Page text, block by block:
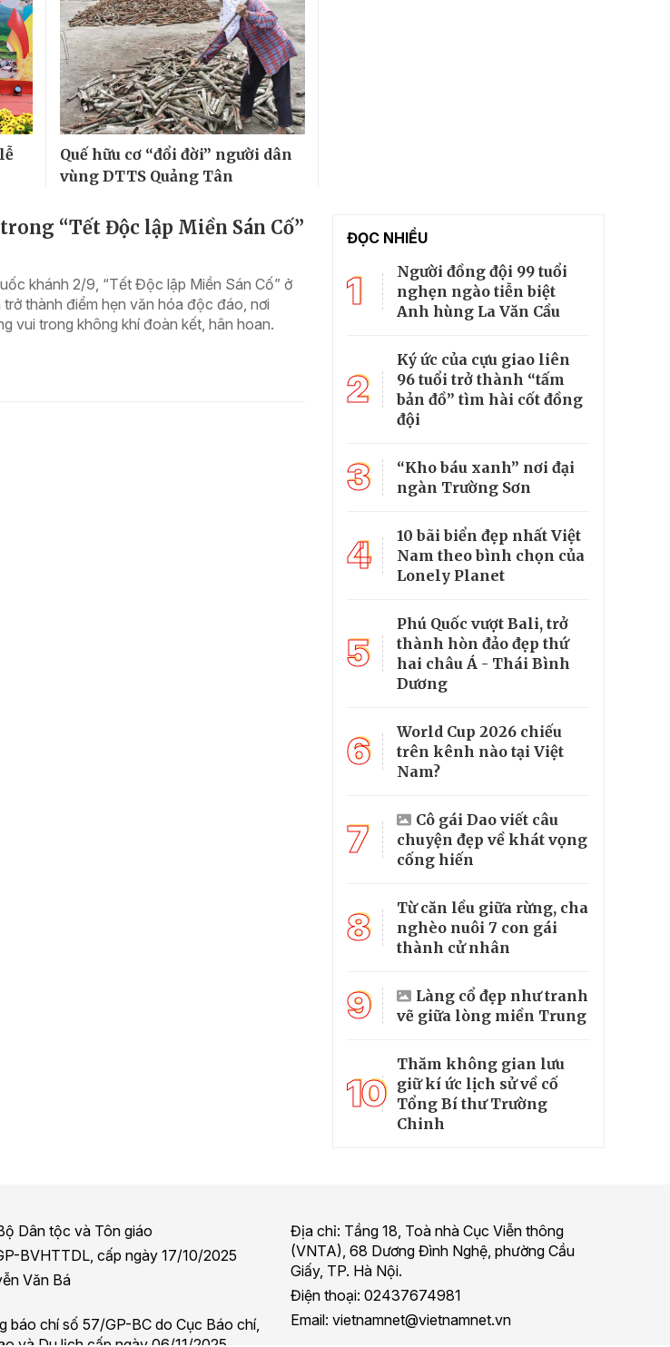
Quế hữu cơ “đổi đời” người dân
vùng DTTS Quảng Tân
“Tết Độc lập Miền Sán Cố”
khánh 2/9, “Tết Độc lập Miền Sán Cố” ở
thành điểm hẹn văn hóa độc đáo, nơi
vui trong không khí đoàn kết, hân hoan.
ĐỌC NHIỀU
1
Người đồng đội 99 tuổi
nghẹn ngào tiễn biệt
Anh hùng La Văn Cầu
2
Ký ức của cựu giao liên
96 tuổi trở thành “tấm
bản đồ” tìm hài cốt đồng
đội
3
“Kho báu xanh” nơi đại
ngàn Trường Sơn
4
10 bãi biển đẹp nhất Việt
Nam theo bình chọn của
Lonely Planet
5
Phú Quốc vượt Bali, trở
thành hòn đảo đẹp thứ
hai châu Á - Thái Bình
Dương
6
World Cup 2026 chiếu
trên kênh nào tại Việt
Nam?
7
Cô gái Dao viết câu
chuyện đẹp về khát vọng
cống hiến
8
Từ căn lều giữa rừng, cha
nghèo nuôi 7 con gái
thành cử nhân
9
Làng cổ đẹp như tranh
vẽ giữa lòng miền Trung
10
Thăm không gian lưu
giữ kí ức lịch sử về cố
Tổng Bí thư Trường
Chinh
Dân tộc và Tôn giáo
BVHTTDL, cấp ngày 17/10/2025
Văn Bá
báo chí số 57/GP-BC do Cục Báo chí,
Địa chỉ: Tầng 18, Toà nhà Cục Viễn thông
(VNTA), 68 Dương Đình Nghệ, phường Cầu
Giấy, TP. Hà Nội.
Điện thoại: 02437674981
Email: vietnamnet@vietnamnet.vn